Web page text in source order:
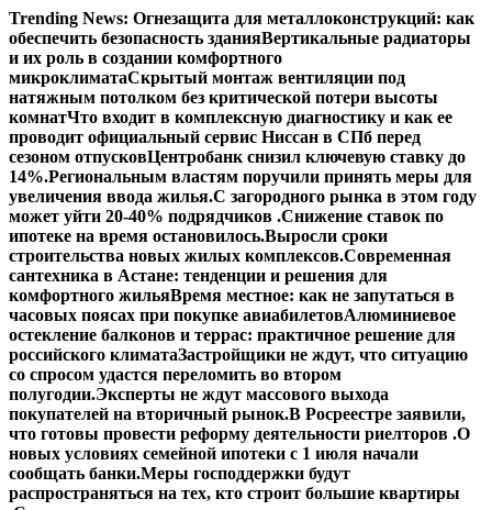
Перейти
к
содержимому
Trending News: Огнезащита для металлоконструкций: как
обеспечить безопасность зданияВертикальные радиаторы
и их роль в создании комфортного
микроклиматаСкрытый монтаж вентиляции под
натяжным потолком без критической потери высоты
комнатЧто входит в комплексную диагностику и как ее
проводит официальный сервис Ниссан в СПб перед
сезоном отпусковЦентробанк снизил ключевую ставку до
14%.Региональным властям поручили принять меры для
увеличения ввода жилья.С загородного рынка в этом году
может уйти 20-40% подрядчиков .Снижение ставок по
ипотеке на время остановилось.Выросли сроки
строительства новых жилых комплексов.Современная
сантехника в Астане: тенденции и решения для
комфортного жильяВремя местное: как не запутаться в
часовых поясах при покупке авиабилетовАлюминиевое
остекление балконов и террас: практичное решение для
российского климатаЗастройщики не ждут, что ситуацию
со спросом удастся переломить во втором
полугодии.Эксперты не ждут массового выхода
покупателей на вторичный рынок.В Росреестре заявили,
что готовы провести реформу деятельности риелторов .О
новых условиях семейной ипотеки с 1 июля начали
сообщать банки.Меры господдержки будут
распространяться на тех, кто строит большие квартиры